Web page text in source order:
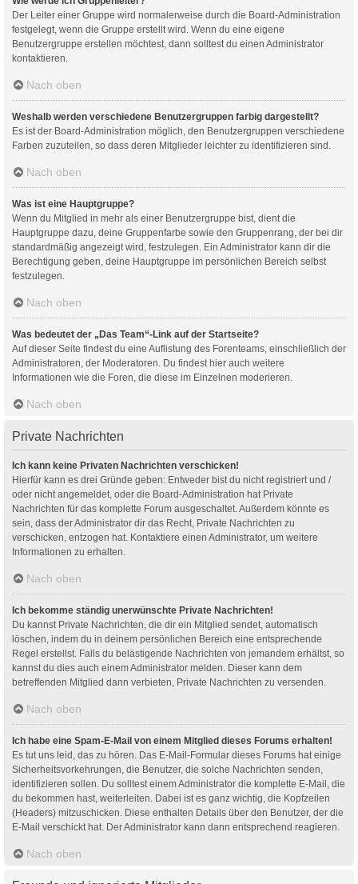
Der Leiter einer Gruppe wird normalerweise durch die Board-Administration
festgelegt, wenn die Gruppe erstellt wird. Wenn du eine eigene
Benutzergruppe erstellen möchtest, dann solltest du einen Administrator
kontaktieren.
Nach oben
Weshalb werden verschiedene Benutzergruppen farbig dargestellt?
Es ist der Board-Administration möglich, den Benutzergruppen verschiedene
Farben zuzuteilen, so dass deren Mitglieder leichter zu identifizieren sind.
Nach oben
Was ist eine Hauptgruppe?
Wenn du Mitglied in mehr als einer Benutzergruppe bist, dient die
Hauptgruppe dazu, deine Gruppenfarbe sowie den Gruppenrang, der bei dir
standardmäßig angezeigt wird, festzulegen. Ein Administrator kann dir die
Berechtigung geben, deine Hauptgruppe im persönlichen Bereich selbst
festzulegen.
Nach oben
Was bedeutet der „Das Team“-Link auf der Startseite?
Auf dieser Seite findest du eine Auflistung des Forenteams, einschließlich der
Administratoren, der Moderatoren. Du findest hier auch weitere
Informationen wie die Foren, die diese im Einzelnen moderieren.
Nach oben
Private Nachrichten
Ich kann keine Privaten Nachrichten verschicken!
Hierfür kann es drei Gründe geben: Entweder bist du nicht registriert und /
oder nicht angemeldet, oder die Board-Administration hat Private
Nachrichten für das komplette Forum ausgeschaltet. Außerdem könnte es
sein, dass der Administrator dir das Recht, Private Nachrichten zu
verschicken, entzogen hat. Kontaktiere einen Administrator, um weitere
Informationen zu erhalten.
Nach oben
Ich bekomme ständig unerwünschte Private Nachrichten!
Du kannst Private Nachrichten, die dir ein Mitglied sendet, automatisch
löschen, indem du in deinem persönlichen Bereich eine entsprechende
Regel erstellst. Falls du belästigende Nachrichten von jemandem erhältst, so
kannst du dies auch einem Administrator melden. Dieser kann dem
betreffenden Mitglied dann verbieten, Private Nachrichten zu versenden.
Nach oben
Ich habe eine Spam-E-Mail von einem Mitglied dieses Forums erhalten!
Es tut uns leid, das zu hören. Das E-Mail-Formular dieses Forums hat einige
Sicherheitsvorkehrungen, die Benutzer, die solche Nachrichten senden,
identifizieren sollen. Du solltest einem Administrator die komplette E-Mail, die
du bekommen hast, weiterleiten. Dabei ist es ganz wichtig, die Kopfzeilen
(Headers) mitzuschicken. Diese enthalten Details über den Benutzer, der die
E-Mail verschickt hat. Der Administrator kann dann entsprechend reagieren.
Nach oben